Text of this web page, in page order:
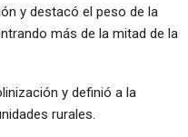
y destacó el peso de la
más de la mitad de la
y definió a la
rurales.